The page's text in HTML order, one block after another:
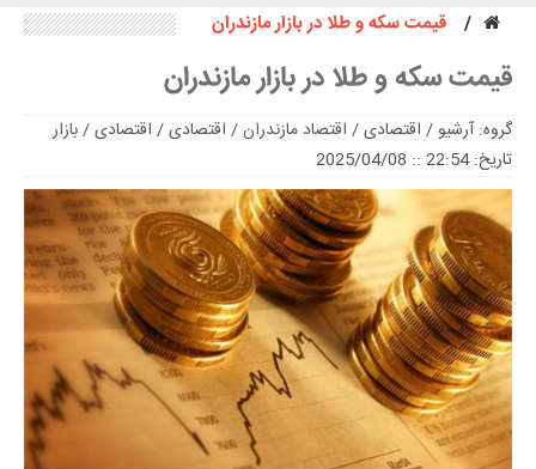
قیمت سکه و طلا در بازار مازندران
قیمت سکه و طلا در بازار مازندران
گروه:آرشیو/ اقتصادی / اقتصاد مازندران/ اقتصادی/ اقتصادی / بازار
تاریخ: 22:54 :: 2025/04/08